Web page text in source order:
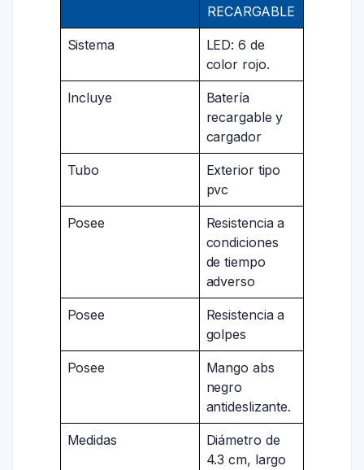
RECARGABLE
Sistema
LED: 6 de
color rojo.
Incluye
Batería
recargable y
cargador
Tubo
Exterior tipo
pvc
Posee
Resistencia a
condiciones
de tiempo
adverso
Posee
Resistencia a
golpes
Posee
Mango abs
negro
antideslizante.
Medidas
Diámetro de
4.3 cm, largo